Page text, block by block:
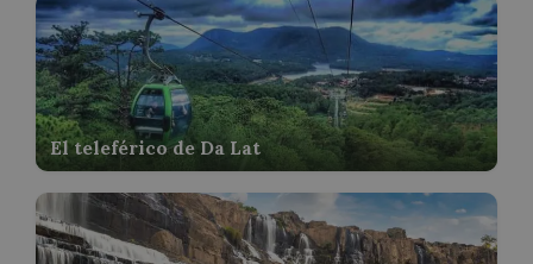
El teleférico de Da Lat